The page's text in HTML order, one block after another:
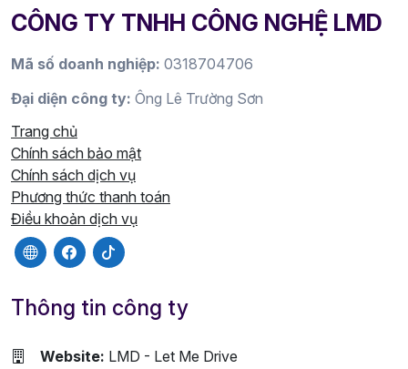
CÔNG TY TNHH CÔNG NGHỆ LMD
Mã số doanh nghiệp: 0318704706
Đại diện công ty: Ông Lê Trường Sơn
Trang chủ
Chính sách bảo mật
Chính sách dịch vụ
Phương thức thanh toán
Điều khoản dịch vụ
Thông tin công ty
Website: LMD - Let Me Drive